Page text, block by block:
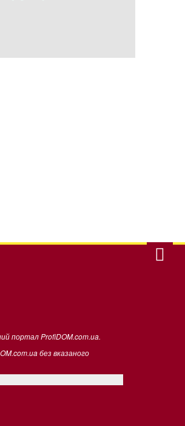
портал ProfiDOM.com.ua.
без вказаного